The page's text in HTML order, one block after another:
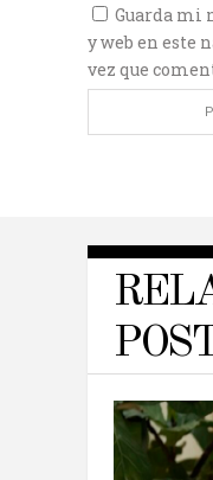
Guarda mi
y web en este
vez que